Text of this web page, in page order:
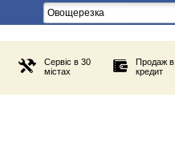
Сервіс в 30
містах
Продаж в
кредит